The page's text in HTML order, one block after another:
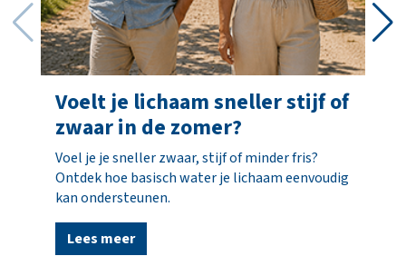
Voelt je lichaam sneller stijf of
zwaar in de zomer?
Voel je je sneller zwaar, stijf of minder fris?
Ontdek hoe basisch water je lichaam eenvoudig
kan ondersteunen.
Lees meer
incl. opties
Totaal € 0,00
incl. BTW
(€ 0,00)
B
s
t
e
l
l